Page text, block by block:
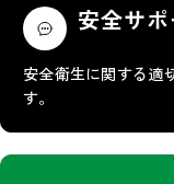
安全サポ
安全衛生に関する適
す。